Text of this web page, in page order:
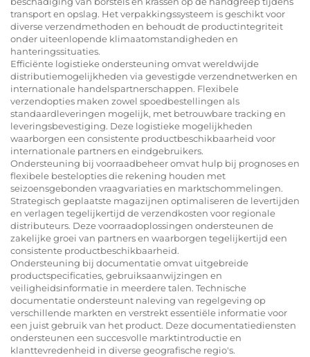
transport en opslag. Het verpakkingssysteem is geschikt voor
diverse verzendmethoden en behoudt de productintegriteit
onder uiteenlopende klimaatomstandigheden en
hanteringssituaties.
Efficiënte logistieke ondersteuning omvat wereldwijde
distributiemogelijkheden via gevestigde verzendnetwerken en
internationale handelspartnerschappen. Flexibele
verzendopties maken zowel spoedbestellingen als
standaardleveringen mogelijk, met betrouwbare tracking en
leveringsbevestiging. Deze logistieke mogelijkheden
waarborgen een consistente productbeschikbaarheid voor
internationale partners en eindgebruikers.
Ondersteuning bij voorraadbeheer omvat hulp bij prognoses en
flexibele bestelopties die rekening houden met
seizoensgebonden vraagvariaties en marktschommelingen.
Strategisch geplaatste magazijnen optimaliseren de levertijden
en verlagen tegelijkertijd de verzendkosten voor regionale
distributeurs. Deze voorraadoplossingen ondersteunen de
zakelijke groei van partners en waarborgen tegelijkertijd een
consistente productbeschikbaarheid.
Ondersteuning bij documentatie omvat uitgebreide
productspecificaties, gebruiksaanwijzingen en
veiligheidsinformatie in meerdere talen. Technische
documentatie ondersteunt naleving van regelgeving op
verschillende markten en verstrekt essentiële informatie voor
een juist gebruik van het product. Deze documentatiediensten
ondersteunen een succesvolle marktintroductie en
klanttevredenheid in diverse geografische regio's.